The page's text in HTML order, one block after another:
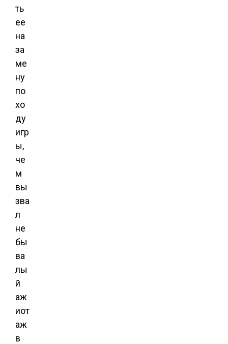
ть
ее
на
за
ме
ну
по
хо
ду
игр
ы,
че
м
вы
зва
л
не
бы
ва
лы
й
аж
иот
аж
в